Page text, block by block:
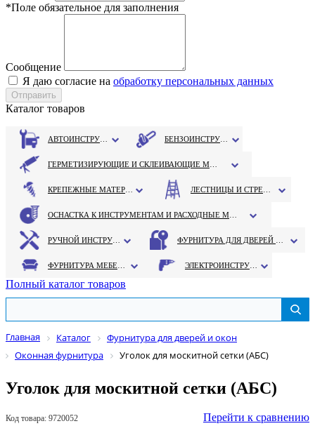
*Поле обязательное для заполнения
Сообщение
Я даю согласие на обработку персональных данных
Каталог товаров
Полный каталог товаров
Главная Каталог
Фурнитура для дверей и окон
Оконная фурнитура
Уголок для москитной сетки (АБС)
Уголок для москитной сетки (АБС)
Код товара: 9720052 Перейти к сравнению